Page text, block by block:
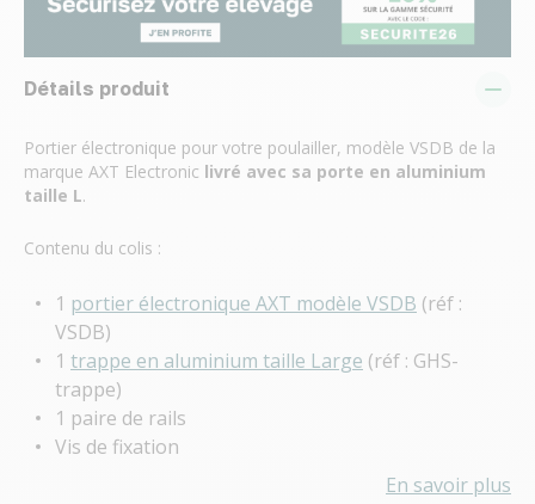
Détails produit
Portier électronique pour votre poulailler, modèle VSDB de la
marque AXT Electronic livré avec sa porte en aluminium
taille L.
Contenu du colis :
1 portier électronique AXT modèle VSDB (réf :
VSDB)
1 trappe en aluminium taille Large (réf : GHS-
trappe)
1 paire de rails
Vis de fixation
En savoir plus